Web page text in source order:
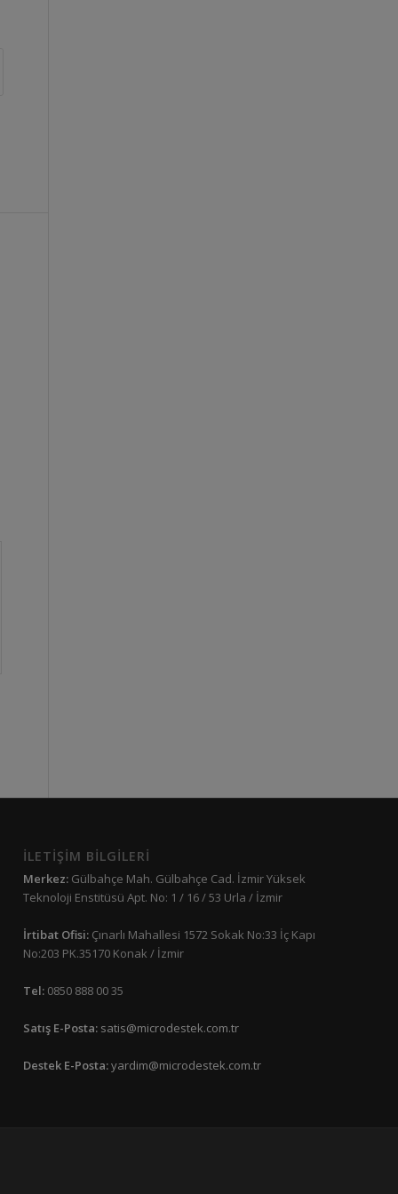
İLETİŞİM BİLGİLERİ
Merkez: Gülbahçe Mah. Gülbahçe Cad. İzmir Yüksek
Teknoloji Enstitüsü Apt. No: 1 / 16 / 53 Urla / İzmir
İrtibat Ofisi: Çınarlı Mahallesi 1572 Sokak No:33 İç Kapı
No:203 PK.35170 Konak / İzmir
Tel: 0850 888 00 35
Satış E-Posta: satis@microdestek.com.tr
Destek E-Posta:yardim@microdestek.com.tr